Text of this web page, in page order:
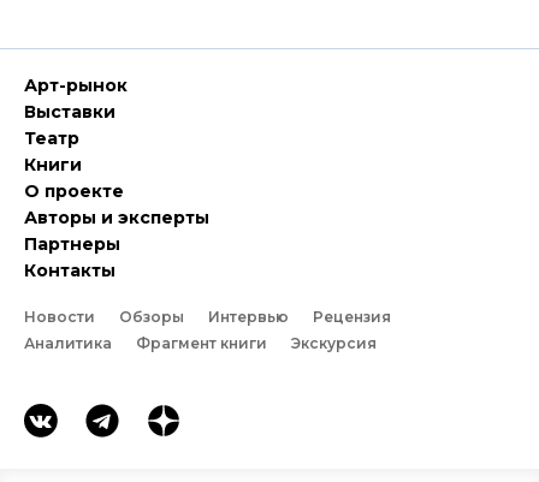
Арт-рынок
Выставки
Театр
Книги
О проекте
Авторы и эксперты
Партнеры
Контакты
Новости Обзоры Интервью
Рецензия
Аналитика
Фрагмент книги Экскурсия